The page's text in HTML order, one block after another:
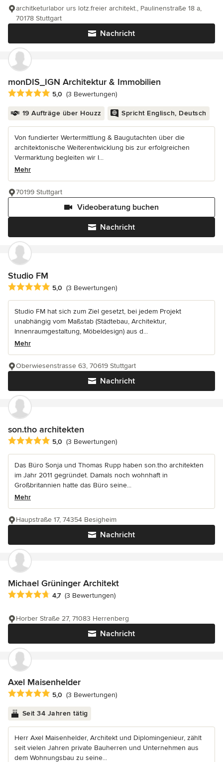
Nachricht
architketurlabor urs lotz.freier architekt., Paulinenstraße 18 a,
70178 Stuttgart
monDIS_IGN Architektur & Immobilien
Durchschnittliche Bewertung: 5 von 5 Sternen
5,0 (3 Bewertungen)
19 Aufträge über Houzz Spricht Englisch, Deutsch
Von fundierter Wertermittlung & Baugutachten über die
architektonische Weiterentwicklung bis zur erfolgreichen
Vermarktung begleiten wir I...
Mehr
Nachricht
Videoberatung buchen
70199 Stuttgart
Studio FM
Durchschnittliche Bewertung: 5 von 5 Sternen
5,0 (3 Bewertungen)
Studio FM hat sich zum Ziel gesetzt, bei jedem Projekt
unabhängig vom Maßstab (Städtebau, Architektur,
Innenraumgestaltung, Möbeldesign) aus d...
Mehr
Nachricht
Oberwiesenstrasse 63, 70619 Stuttgart
son.tho architekten
Durchschnittliche Bewertung: 5 von 5 Sternen
5,0 (3 Bewertungen)
Das Büro Sonja und Thomas Rupp haben son.tho architekten
im Jahr 2011 gegründet. Damals noch wohnhaft in
Großbritannien hatte das Büro seine...
Mehr
Nachricht
Haupstraße 17, 74354 Besigheim
Michael Grüninger Architekt
Durchschnittliche Bewertung: 4.7 von 5 Sternen
4,7 (3 Bewertungen)
Nachricht
Horber Straße 27, 71083 Herrenberg
Axel Maisenhelder
Durchschnittliche Bewertung: 5 von 5 Sternen
5,0 (3 Bewertungen)
Seit 34 Jahren tätig
Herr Axel Maisenhelder, Architekt und Diplomingenieur, zählt
seit vielen Jahren private Bauherren und Unternehmen aus
dem Wohnungsbau zu seine...